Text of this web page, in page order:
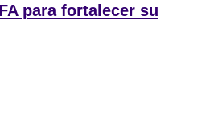
para fortalecer su